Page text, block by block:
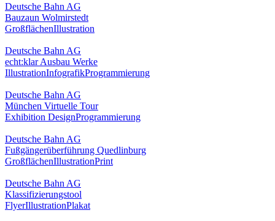
Deutsche Bahn AG
Bauzaun Wolmirstedt
GroßflächenIllustration
Deutsche Bahn AG
echt:klar Ausbau Werke
IllustrationInfografikProgrammierung
Deutsche Bahn AG
München Virtuelle Tour
Exhibition DesignProgrammierung
Deutsche Bahn AG
Fußgängerüberführung Quedlinburg
GroßflächenIllustrationPrint
Deutsche Bahn AG
Klassifizierungstool
FlyerIllustrationPlakat